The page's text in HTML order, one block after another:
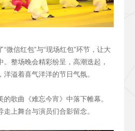
微信红包”与“现场红包”环节，让大
整场晚会精彩纷呈，高潮迭起，
溢着喜气洋洋的节日气氛。
歌曲《难忘今宵》中落下帷幕。
上舞台与演员们合影留念。